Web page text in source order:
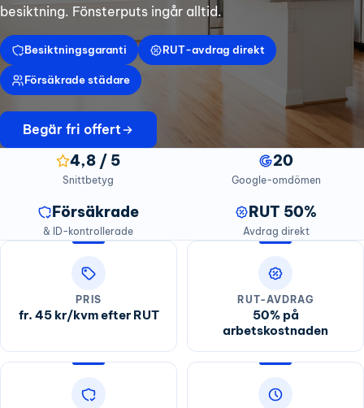
besiktning. Fönsterputs ingår alltid.
Besiktningsgaranti RUT-avdrag direkt
Försäkrade städare
Begär fri offert
4,8 / 5
Snittbetyg
20
Google-omdömen
Försäkrade
& ID-kontrollerade
RUT 50%
Avdrag direkt
PRIS
fr. 45 kr/kvm efter RUT
RUT-AVDRAG
50% på
arbetskostnaden